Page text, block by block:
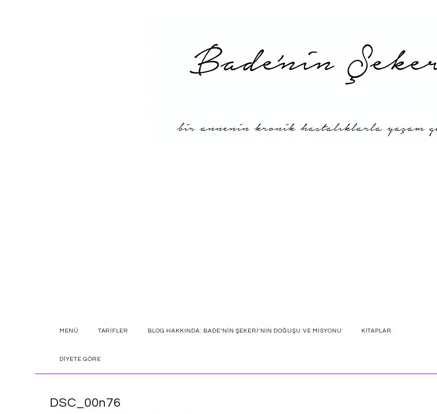
SKIPMENÜ TARIFLER BLOG HAKKINDA: BADE’NIN ŞEKERI’NIN DOĞUŞU VE MISYONU KITAPLAR
DIYETE GÖRE
DSC_00n76